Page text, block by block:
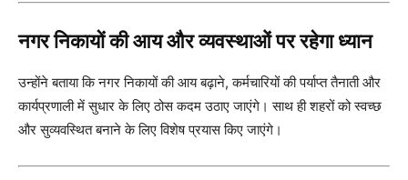
नगर निकायों की आय और व्यवस्थाओं पर रहेगा ध्यान
उन्होंने बताया कि नगर निकायों की आय बढ़ाने, कर्मचारियों की पर्याप्त तैनाती और
कार्यप्रणाली में सुधार के लिए ठोस कदम उठाए जाएंगे। साथ ही शहरों को स्वच्छ
और सुव्यवस्थित बनाने के लिए विशेष प्रयास किए जाएंगे।